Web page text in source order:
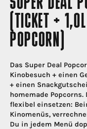
(TICKET +
POPCORN)
Das Super Deal
Kinobesuch + einen
+ einen
homemade
flexibel einsetzen:
Kinomenüs,
Du in jedem Menü